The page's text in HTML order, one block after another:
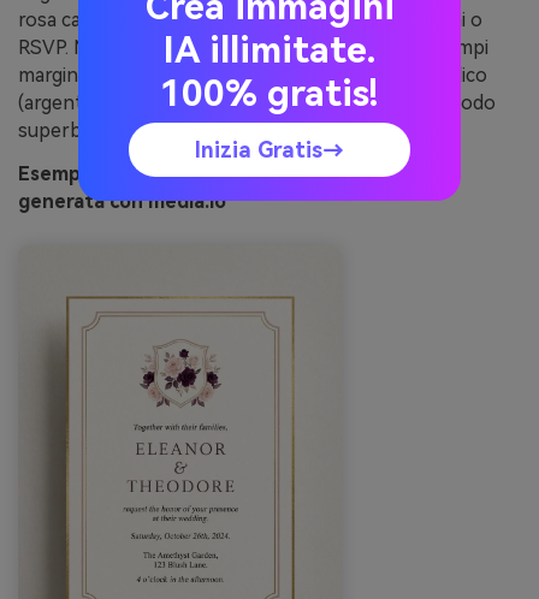
rosa caldo e usa l’ametista per bordi, monogrammi o
RSVP. Mantieni il layout arioso con linee sottili e ampi
margini per un tocco raffinato. Un dettaglio metallico
(argento o oro rosa) esalta queste sfumature in modo
superbo.
Esempio immagine di peonia bagliore ametista
generata con media.io
IA illimitate.
100% gratis!
Inizia Gratis→